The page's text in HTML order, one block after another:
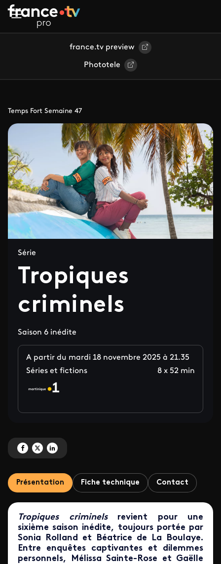
Aller au contenu principal
france.tv preview
Phototele
Temps Fort Semaine 47
Série
Tropiques
criminels
Saison 6 inédite
A partir du mardi 18 novembre 2025 à 21.35
Séries et fictions
8 x 52 min
Partagez 'Tropiques criminels' sur Facebook
Partagez 'Tropiques criminels' sur X
Partagez 'Tropiques criminels' sur LinkedIn
Présentation Fiche technique Contact
Tropiques criminelsrevient pour une
sixième saison inédite, toujours portée par
Sonia Rolland et Béatrice de La Boulaye.
Entre enquêtes captivantes et dilemmes
personnels, Mélissa Sainte-Rose et Gaëlle